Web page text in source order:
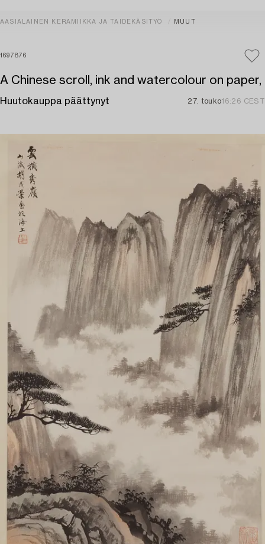
AASIALAINEN KERAMIIKKA JA TAIDEKÄSITYÖ MUUT
1697876
A Chinese scroll, ink and watercolour on paper,
Huutokauppa päättynyt 27. touko16:26 CEST